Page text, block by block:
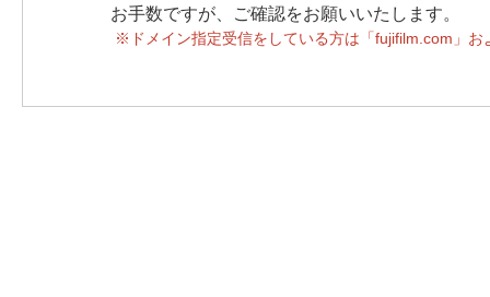
お手数ですが、ご確認をお願いいたします。
※ドメイン指定受信をしている方は「fujifilm.com」